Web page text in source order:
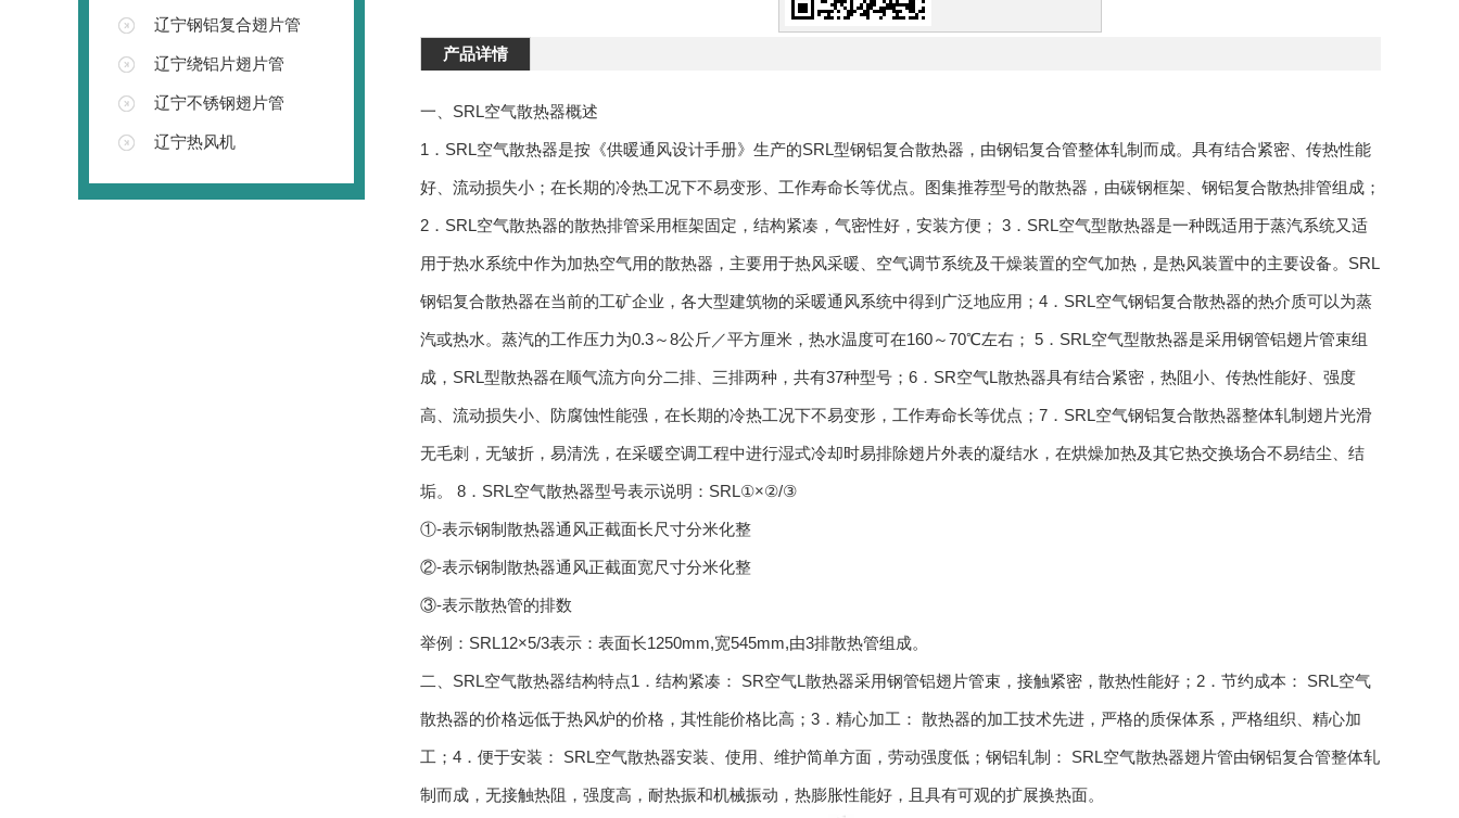
辽宁钢铝复合翅片管
辽宁绕铝片翅片管
辽宁不锈钢翅片管
辽宁热风机
产品详情
一、SRL空气散热器概述
1．SRL空气散热器是按《供暖通风设计手册》生产的SRL型钢铝复合散热器，由钢铝复合管整体轧制而成。具有结合紧密、传热性能
好、流动损失小；在长期的冷热工况下不易变形、工作寿命长等优点。图集推荐型号的散热器，由碳钢框架、钢铝复合散热排管组成；
2．SRL空气散热器的散热排管采用框架固定，结构紧凑，气密性好，安装方便； 3．SRL空气型散热器是一种既适用于蒸汽系统又适
用于热水系统中作为加热空气用的散热器，主要用于热风采暖、空气调节系统及干燥装置的空气加热，是热风装置中的主要设备。SRL
钢铝复合散热器在当前的工矿企业，各大型建筑物的采暖通风系统中得到广泛地应用；4．SRL空气钢铝复合散热器的热介质可以为蒸
汽或热水。蒸汽的工作压力为0.3～8公斤／平方厘米，热水温度可在160～70℃左右； 5．SRL空气型散热器是采用钢管铝翅片管束组
成，SRL型散热器在顺气流方向分二排、三排两种，共有37种型号；6．SR空气L散热器具有结合紧密，热阻小、传热性能好、强度
高、流动损失小、防腐蚀性能强，在长期的冷热工况下不易变形，工作寿命长等优点；7．SRL空气钢铝复合散热器整体轧制翅片光滑
无毛刺，无皱折，易清洗，在采暖空调工程中进行湿式冷却时易排除翅片外表的凝结水，在烘燥加热及其它热交换场合不易结尘、结
垢。 8．SRL空气散热器型号表示说明：SRL①×②/③
①-表示钢制散热器通风正截面长尺寸分米化整
②-表示钢制散热器通风正截面宽尺寸分米化整
③-表示散热管的排数
举例：SRL12×5/3表示：表面长1250mm,宽545mm,由3排散热管组成。
二、SRL空气散热器结构特点1．结构紧凑： SR空气L散热器采用钢管铝翅片管束，接触紧密，散热性能好；2．节约成本： SRL空气
散热器的价格远低于热风炉的价格，其性能价格比高；3．精心加工： 散热器的加工技术先进，严格的质保体系，严格组织、精心加
工；4．便于安装： SRL空气散热器安装、使用、维护简单方面，劳动强度低；钢铝轧制： SRL空气散热器翅片管由钢铝复合管整体轧
制而成，无接触热阻，强度高，耐热振和机械振动，热膨胀性能好，且具有可观的扩展换热面。